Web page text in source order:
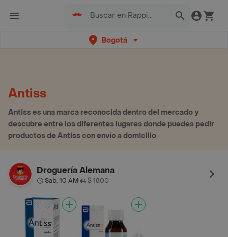
Bogotá
Antiss
Antiss es una marca reconocida dentro del mercado y
descubre entre los diferentes lugares donde puedes pedir
productos de Antiss con envío a domicilio
Droguería Alemana
Sab, 10 AM• $ 1800